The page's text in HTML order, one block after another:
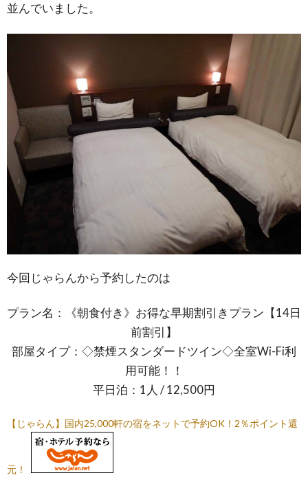
並んでいました。
今回じゃらんから予約したのは
プラン名：《朝食付き》お得な早期割引きプラン【14日
前割引】
部屋タイプ：◇禁煙スタンダードツイン◇全室Wi-Fi利
用可能！！
平日泊：1人 / 12,500円
【じゃらん】国内25,000軒の宿をネットで予約OK！2％ポイント還
元！